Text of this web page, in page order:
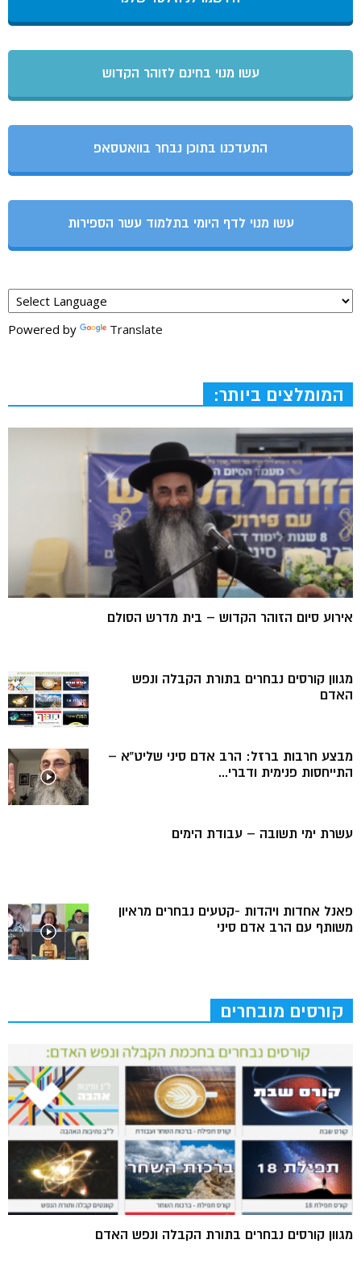
עשו מנוי בחינם לזוהר הקדוש
התעדכנו בתוכן נבחר בוואטסאפ
עשו מנוי לדף היומי בתלמוד עשר הספירות
Powered by Translate
המומלצים ביותר:
אירוע סיום הזוהר הקדוש – בית מדרש הסולם
מגוון קורסים נבחרים בתורת הקבלה ונפש
האדם
מבצע חרבות ברזל: הרב אדם סיני שליט”א –
התייחסות פנימית ודברי...
עשרת ימי תשובה – עבודת הימים
פאנל אחדות ויהדות -קטעים נבחרים מראיון
משותף עם הרב אדם סיני
קורסים מובחרים
מגוון קורסים נבחרים בתורת הקבלה ונפש האדם